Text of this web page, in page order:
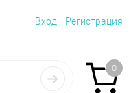
Вход Регистрация
0